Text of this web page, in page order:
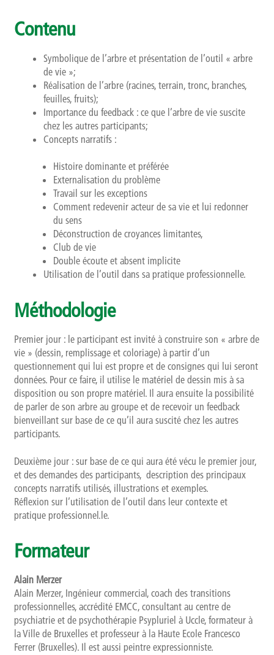
Contenu
Symbolique de l’arbre et présentation de l’outil « arbre
de vie »;
Réalisation de l’arbre (racines, terrain, tronc, branches,
feuilles, fruits);
Importance du feedback : ce que l’arbre de vie suscite
chez les autres participants;
Concepts narratifs :
Histoire dominante et préférée
Externalisation du problème
Travail sur les exceptions
Comment redevenir acteur de sa vie et lui redonner
du sens
Déconstruction de croyances limitantes,
Club de vie
Double écoute et absent implicite
Utilisation de l’outil dans sa pratique professionnelle.
Méthodologie
Premier jour : le participant est invité à construire son « arbre de
vie » (dessin, remplissage et coloriage) à partir d’un
questionnement qui lui est propre et de consignes qui lui seront
données. Pour ce faire, il utilise le matériel de dessin mis à sa
disposition ou son propre matériel. Il aura ensuite la possibilité
de parler de son arbre au groupe et de recevoir un feedback
bienveillant sur base de ce qu’il aura suscité chez les autres
participants.
Deuxième jour : sur base de ce qui aura été vécu le premier jour,
et des demandes des participants, description des principaux
concepts narratifs utilisés, illustrations et exemples.
Réflexion sur l’utilisation de l’outil dans leur contexte et
pratique professionnel.le.
Formateur
Alain Merzer
Alain Merzer, Ingénieur commercial, coach des transitions
professionnelles, accrédité EMCC, consultant au centre de
psychiatrie et de psychothérapie Psypluriel à Uccle, formateur à
la Ville de Bruxelles et professeur à la Haute Ecole Francesco
Ferrer (Bruxelles). Il est aussi peintre expressionniste.